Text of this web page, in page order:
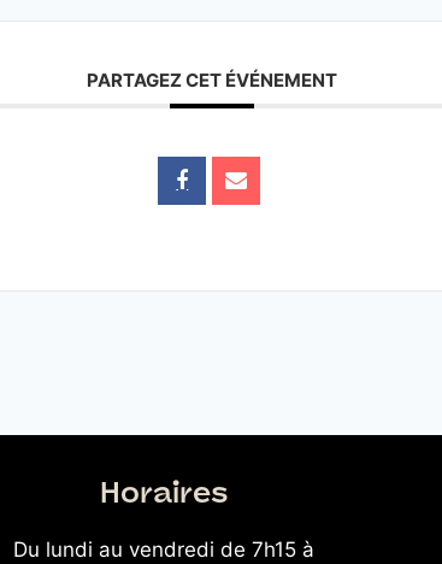
PARTAGEZ CET ÉVÉNEMENT
Horaires
Du lundi au vendredi de 7h15 à